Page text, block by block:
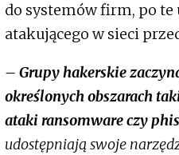
do systemów firm, po
atakującego w sieci
– Grupy hakerskie
określonych obszarach
ataki ransomware czy
udostępniają swoje